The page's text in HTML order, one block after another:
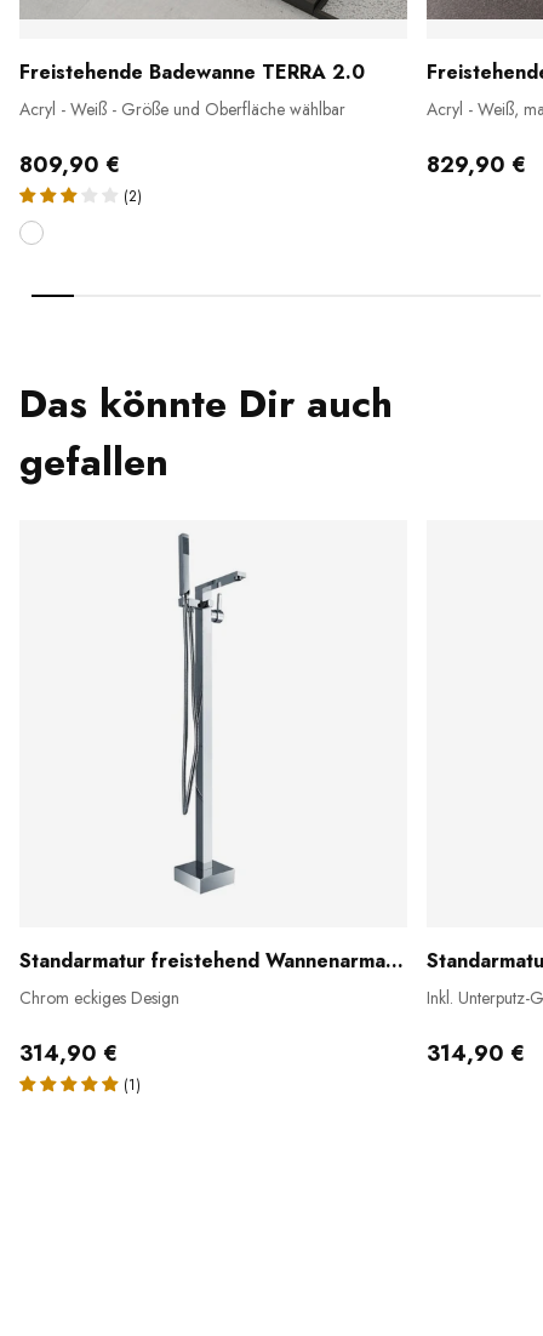
Freistehende Badewanne TERRA 2.0
Acryl - Weiß - Größe und Oberfläche wählbar
809,90 €
(2)
Acryl - Weiß,
829,90 €
Das könnte Dir auch
gefallen
Standarmatur freistehend Wannenarmatur 1521
Chrom eckiges Design
314,90 €
(1)
Inkl. Unterputz-
314,90 €